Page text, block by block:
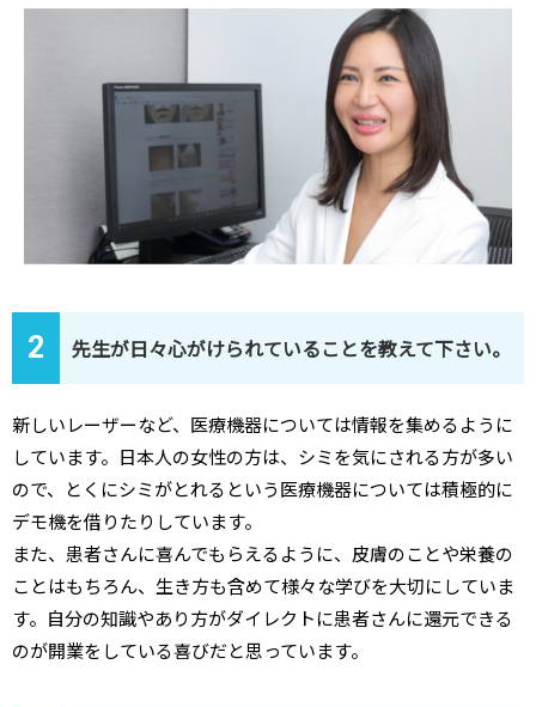
2 先生が日々心がけられていることを教えて下さい。
新しいレーザーなど、医療機器については情報を集めるように
しています。日本人の女性の方は、シミを気にされる方が多い
ので、とくにシミがとれるという医療機器については積極的に
デモ機を借りたりしています。
また、患者さんに喜んでもらえるように、皮膚のことや栄養の
ことはもちろん、生き方も含めて様々な学びを大切にしていま
す。自分の知識やあり方がダイレクトに患者さんに還元できる
のが開業をしている喜びだと思っています。